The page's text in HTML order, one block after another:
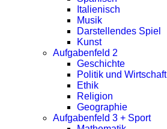
Italienisch
Musik
Darstellendes Spiel
Kunst
Aufgabenfeld 2
Geschichte
Politik und Wirtschaft
Ethik
Religion
Geographie
Aufgabenfeld 3 + Sport